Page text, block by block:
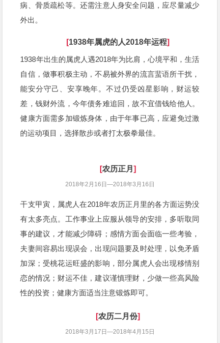
病、骨质疏松等。还需注意人身安全问题，应尽量减少
外出。
[1938年属虎的人2018年运程]
1938年出生的属虎人遇2018年为比肩，心境平和，生活
自信，做事积极主动，不易被外界的流言蜚语所干扰，
能安分守己、安享晚年。不过仍受凶星影响，财运较
差，钱财外流，今年债务难追回，故不宜借钱给他人。
健康方面需多加锻炼身体，由于年事已高，应避免过激
的运动项目，选择散步或者打太极拳最佳。
[农历正月 ]
2018年2月16日—2018年3月16日
干支甲寅，属虎人在2018年农历正月里的各方面运势没
有太多亮点。工作事业上应服从领导的安排，多听取同
事的建议，才能减少障碍；感情方面会面临一些考验，
夫妻间容易出现误会，出现问题要及时处理，以免矛盾
加深；受桃花运旺盛的影响，部分属虎人会出现移情别
恋的情况；财运不佳，建议谨慎理财，少做一些高风险
性的投资；健康方面适当注意锻炼即可。
[农历二月份]
2018年3月17日—2018年4月15日